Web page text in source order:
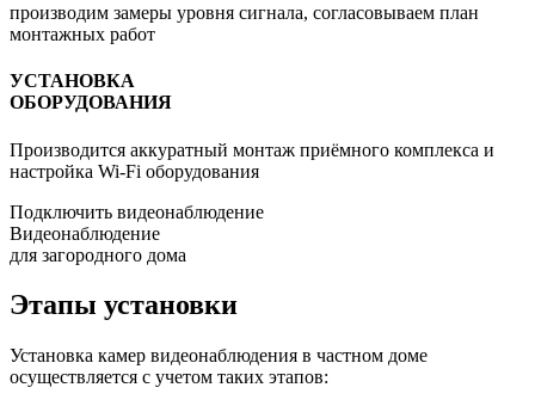
производим замеры уровня сигнала, согласовываем план
монтажных работ
УСТАНОВКА
ОБОРУДОВАНИЯ
Производится аккуратный монтаж приёмного комплекса и
настройка Wi-Fi оборудования
Подключить видеонаблюдение
Видеонаблюдение
для загородного дома
Этапы установки
Установка камер видеонаблюдения в частном доме
осуществляется с учетом таких этапов: